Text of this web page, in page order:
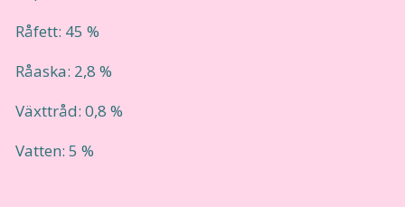
Råfett: 45 %
Råaska: 2,8 %
Växttråd: 0,8 %
Vatten: 5 %